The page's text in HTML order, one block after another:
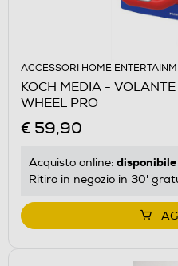
ACCESSORI HOME
KOCH MEDIA -
WHEEL PRO
€ 59,90
Acquisto online: disponibile
Ritiro in negozio in 30'